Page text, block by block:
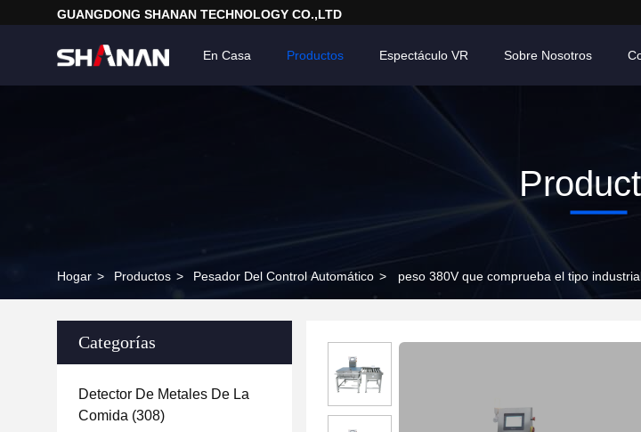
GUANGDONG SHANAN TECHNOLOGY CO.,LTD
En Casa Productos Espectáculo VR Sobre Nosotros
Hogar > Productos > Pesador Del Control Automático > peso 380V que comprueba el tipo
Categorías
Detector De Metales De La
Comida (308)